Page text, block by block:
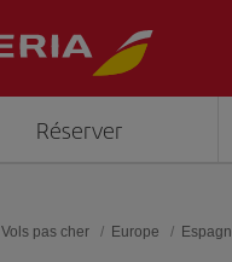
Réserver
Vols pas cher Europe